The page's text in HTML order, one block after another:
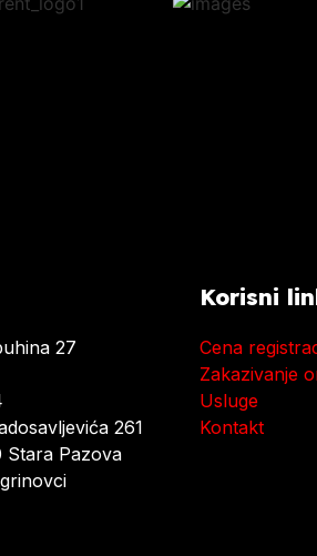
27
261
Stara Pazova
Korisni
Cena
Zakazivanje
Usluge
Kontakt